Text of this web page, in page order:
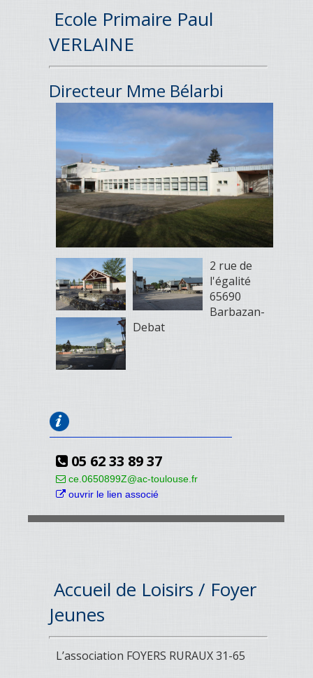
Ecole Primaire Paul
VERLAINE
Directeur Mme Bélarbi
2 rue de
l'égalité
65690
Barbazan-
Debat
05 62 33 89 37
ce.0650899Z@ac-toulouse.fr
ouvrir le lien associé
Accueil de Loisirs / Foyer
Jeunes
L’association FOYERS RURAUX 31-65